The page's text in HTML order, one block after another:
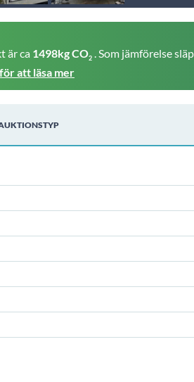
är ca 1498kg CO2 . Som jämförelse
att läsa mer